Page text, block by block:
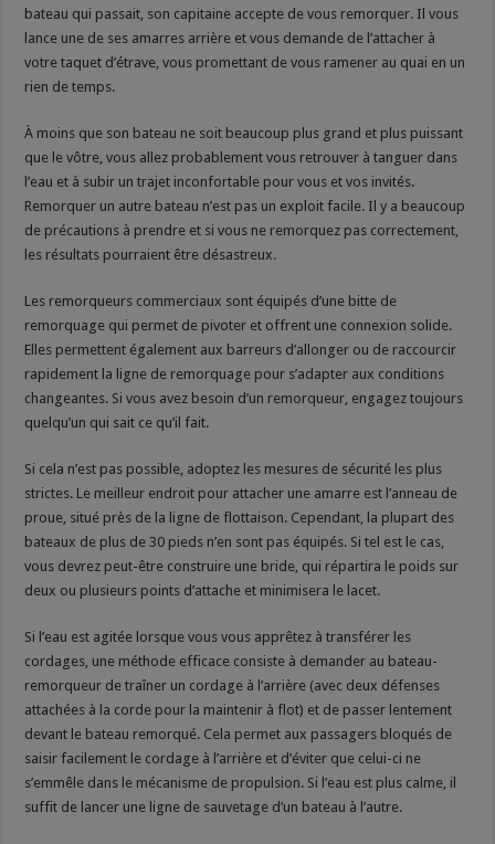
bateau qui passait, son capitaine accepte de vous remorquer. Il vous
lance une de ses amarres arrière et vous demande de l’attacher à
votre taquet d’étrave, vous promettant de vous ramener au quai en un
rien de temps.
À moins que son bateau ne soit beaucoup plus grand et plus puissant
que le vôtre, vous allez probablement vous retrouver à tanguer dans
l’eau et à subir un trajet inconfortable pour vous et vos invités.
Remorquer un autre bateau n’est pas un exploit facile. Il y a beaucoup
de précautions à prendre et si vous ne remorquez pas correctement,
les résultats pourraient être désastreux.
Les remorqueurs commerciaux sont équipés d’une bitte de
remorquage qui permet de pivoter et offrent une connexion solide.
Elles permettent également aux barreurs d’allonger ou de raccourcir
rapidement la ligne de remorquage pour s’adapter aux conditions
changeantes. Si vous avez besoin d’un remorqueur, engagez toujours
quelqu’un qui sait ce qu’il fait.
Si cela n’est pas possible, adoptez les mesures de sécurité les plus
strictes. Le meilleur endroit pour attacher une amarre est l’anneau de
proue, situé près de la ligne de flottaison. Cependant, la plupart des
bateaux de plus de 30 pieds n’en sont pas équipés. Si tel est le cas,
vous devrez peut-être construire une bride, qui répartira le poids sur
deux ou plusieurs points d’attache et minimisera le lacet.
Si l’eau est agitée lorsque vous vous apprêtez à transférer les
cordages, une méthode efficace consiste à demander au bateau-
remorqueur de traîner un cordage à l’arrière (avec deux défenses
attachées à la corde pour la maintenir à flot) et de passer lentement
devant le bateau remorqué. Cela permet aux passagers bloqués de
saisir facilement le cordage à l’arrière et d’éviter que celui-ci ne
s’emmêle dans le mécanisme de propulsion. Si l’eau est plus calme, il
suffit de lancer une ligne de sauvetage d’un bateau à l’autre.